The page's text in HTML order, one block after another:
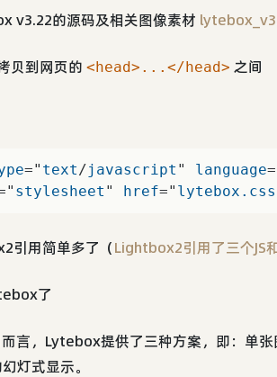
v3.22的源码及相关图像素材
贝到网页的 <head>...</head> 之间
=" text/javascript " language
stylesheet " href=" lytebox .css
引用简单多了（Lightbox2引用了三个JS
了
言，Lytebox提供了三种方案，即：单
灯式显示。